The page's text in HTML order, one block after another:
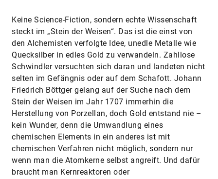
Keine Science-Fiction, sondern echte Wissenschaft
steckt im „Stein der Weisen“. Das ist die einst von
den Alchemisten verfolgte Idee, unedle Metalle wie
Quecksilber in edles Gold zu verwandeln. Zahllose
Schwindler versuchten sich daran und landeten nicht
selten im Gefängnis oder auf dem Schafott. Johann
Friedrich Böttger gelang auf der Suche nach dem
Stein der Weisen im Jahr 1707 immerhin die
Herstellung von Porzellan, doch Gold entstand nie –
kein Wunder, denn die Umwandlung eines
chemischen Elements in ein anderes ist mit
chemischen Verfahren nicht möglich, sondern nur
wenn man die Atomkerne selbst angreift. Und dafür
braucht man Kernreaktoren oder